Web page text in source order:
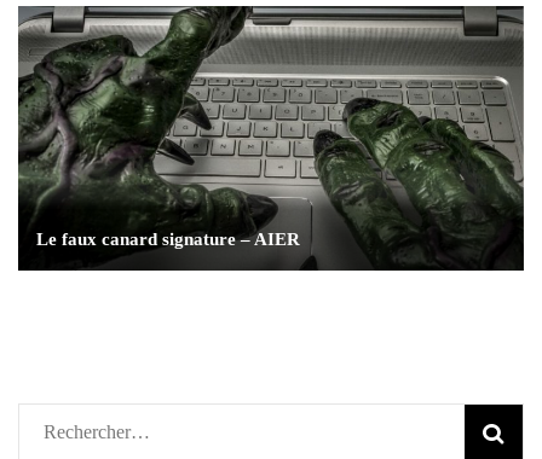
Le faux canard signature – AIER
Rechercher :